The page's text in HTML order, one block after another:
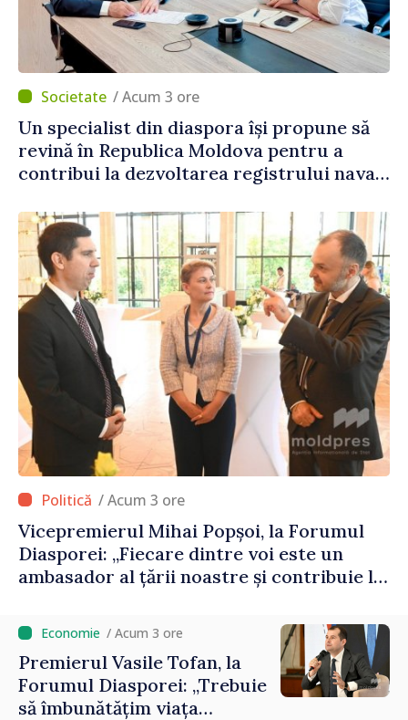
/ Acum 3 ore
Un specialist din diaspora își propune să
revină în Republica Moldova pentru a
contribui la dezvoltarea registrului naval
/ Acum 3 ore
Vicepremierul Mihai Popșoi, la Forumul
Diasporei: „Fiecare dintre voi este un
ambasador al țării noastre și contribuie la
/ Acum 3 ore
Premierul Vasile Tofan, la
Forumul Diasporei: „Trebuie
să îmbunătățim viața